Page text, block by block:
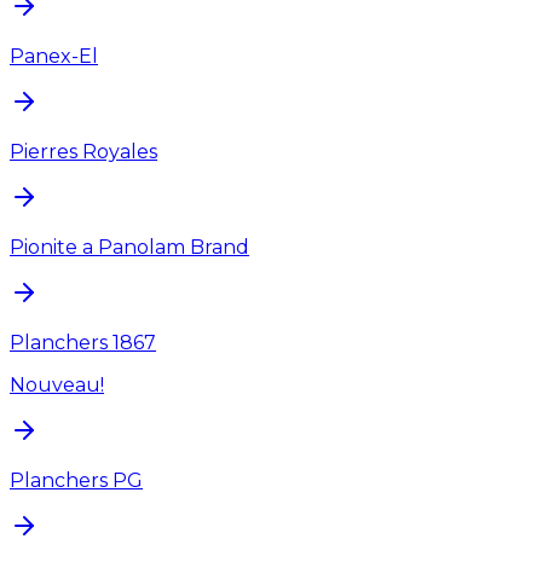
Panex-El
Pierres Royales
Pionite a Panolam Brand
Planchers 1867
Nouveau!
Planchers PG